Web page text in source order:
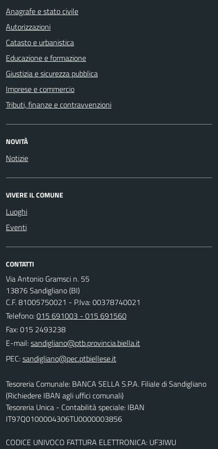
Anagrafe e stato civile
Autorizzazioni
Catasto e urbanistica
Educazione e formazione
Giustizia e sicurezza pubblica
Imprese e commercio
Tributi, finanze e contravvenzioni
NOVITÀ
Notizie
VIVERE IL COMUNE
Luoghi
Eventi
CONTATTI
Via Antonio Gramsci n. 55
13876 Sandigliano (BI)
C.F. 81005750021 - P.Iva: 00378740021
Telefono:015 691003 - 015 691560
Fax: 015 2493238
E-mail:
PEC:
Tesoreria Comunale: BANCA SELLA S.P.A. Filiale di Sandigliano
(Richiedere IBAN agli uffici comunali)
Tesoreria Unica - Contabilità speciale: IBAN
IT97Q0100004306TU0000003856
CODICE UNIVOCO FATTURA ELETTRONICA: UF3IWU